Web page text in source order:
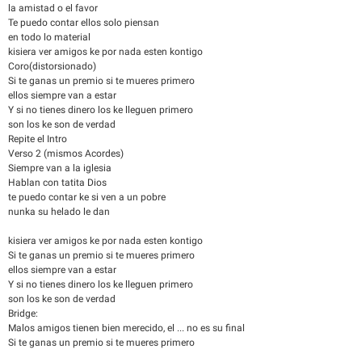
la amistad o el favor
Te puedo contar ellos solo piensan
en todo lo material
kisiera ver amigos ke por nada esten kontigo
Coro(distorsionado)
Si te ganas un premio si te mueres primero
ellos siempre van a estar
Y si no tienes dinero los ke lleguen primero
son los ke son de verdad
Repite el Intro
Verso 2 (mismos Acordes)
Siempre van a la iglesia
Hablan con tatita Dios
te puedo contar ke si ven a un pobre
nunka su helado le dan
kisiera ver amigos ke por nada esten kontigo
Si te ganas un premio si te mueres primero
ellos siempre van a estar
Y si no tienes dinero los ke lleguen primero
son los ke son de verdad
Bridge:
Malos amigos tienen bien merecido, el ... no es su final
Si te ganas un premio si te mueres primero